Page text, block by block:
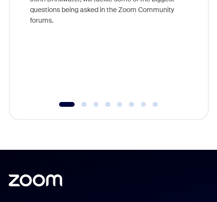
questions being asked in the Zoom Community
forums.